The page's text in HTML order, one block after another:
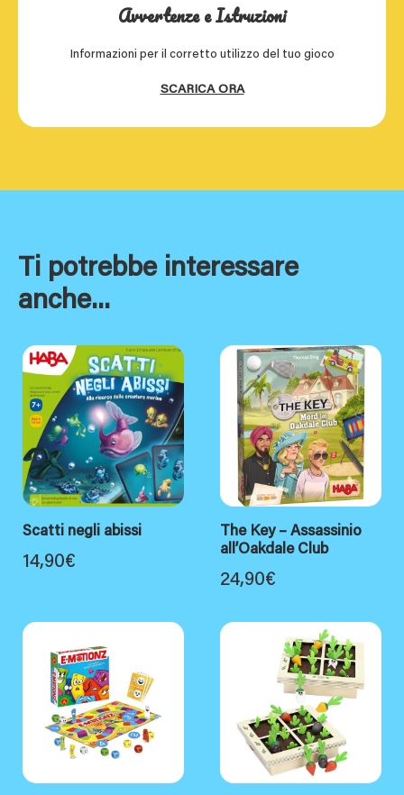
Avvertenze e Istruzioni
Informazioni per il corretto utilizzo del tuo gioco
SCARICA ORA
Ti potrebbe interessare
anche...
Scatti negli abissi
14,90€
The Key – Assassinio
all’Oakdale Club
24,90€